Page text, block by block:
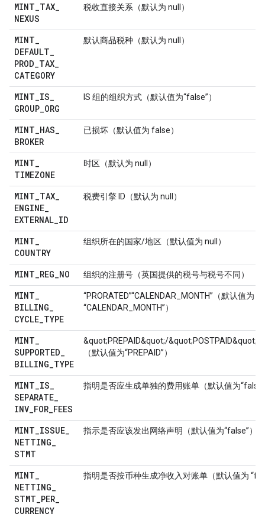
MINT TAX
NEXUS
税收直接关系（默认为 null）
MINT
DEFAULT
PROD TAX
CATEGORY
默认商品税种（默认为 null）
MINT IS
GROUP ORG
IS 组的组织方式（默认值为“false”）
MINT HAS
BROKER
已损坏（默认值为 false）
MINT
TIMEZONE
时区（默认为 null）
MINT TAX
ENGINE
EXTERNAL ID
税费引擎 ID（默认为 null）
MINT
COUNTRY
组织所在的国家/地区（默认值为 null）
MINT REG NO 组织的注册号（英国提供的税号与税号不同） （
MINT
BILLING
CYCLE TYPE
“PRORATED”“CALENDAR_MONTH”（默认值为
“CALENDAR_MONTH”）
MINT
SUPPORTED
BILLING TYPE
&quot;PREPAID&quot;/&quot;POSTPAID&quot;/
（默认值为“PREPAID”）
MINT IS
SEPARATE
INV FOR FEES
指明是否应生成单独的费用账单（默认值为
MINT ISSUE
NETTING
STMT
指示是否应该发出网络声明（默认值为“false”）
MINT
NETTING
STMT PER
CURRENCY
指明是否按币种生成净收入对账单（默认值为